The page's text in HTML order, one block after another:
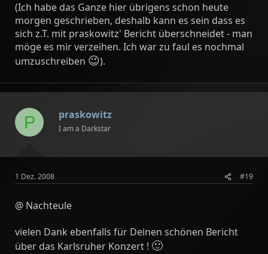
(Ich habe das Ganze hier übrigens schon heute
morgen geschrieben, deshalb kann es sein dass es
sich z.T. mit praskowitz' Bericht überschneidet - man
möge es mir verzeihen. Ich war zu faul es nochmal
umzuschreiben 😉).
P praskowitz
I am a Darkstar
1 Dez. 2008 #19
@ Nachteule
vielen Dank ebenfalls für Deinen schönen Bericht
über das Karlsruher Konzert ! 🙂